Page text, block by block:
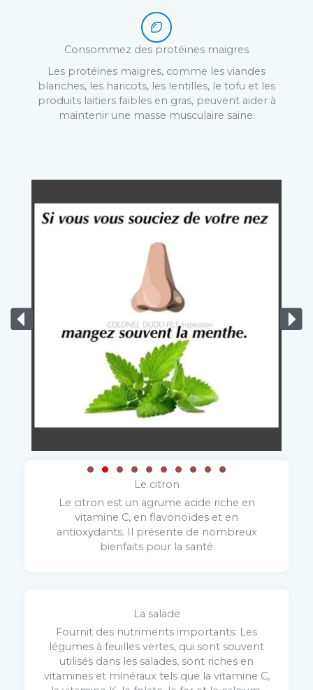
Consommez des protéines maigres
Les protéines maigres, comme les viandes
blanches, les haricots, les lentilles, le tofu et les
produits laitiers faibles en gras, peuvent aider à
maintenir une masse musculaire saine.
Le citron
Le citron est un agrume acide riche en
vitamine C, en flavonoïdes et en
antioxydants. Il présente de nombreux
bienfaits pour la santé
La salade
Fournit des nutriments importants: Les
légumes à feuilles vertes, qui sont souvent
utilisés dans les salades, sont riches en
vitamines et minéraux tels que la vitamine C,